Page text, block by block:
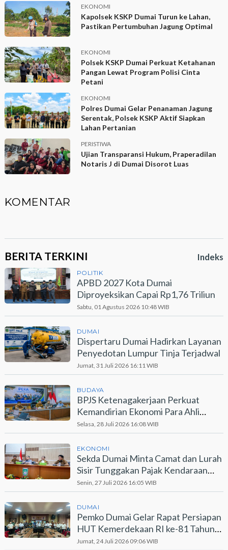
EKONOMI
Kapolsek KSKP Dumai Turun ke Lahan,
Pastikan Pertumbuhan Jagung Optimal
EKONOMI
Polsek KSKP Dumai Perkuat Ketahanan
Pangan Lewat Program Polisi Cinta
Petani
EKONOMI
Polres Dumai Gelar Penanaman Jagung
Serentak, Polsek KSKP Aktif Siapkan
Lahan Pertanian
PERISTIWA
Ujian Transparansi Hukum, Praperadilan
Notaris J di Dumai Disorot Luas
KOMENTAR
BERITA TERKINI Indeks
POLITIK
APBD 2027 Kota Dumai
Diproyeksikan Capai Rp1,76 Triliun
Sabtu, 01 Agustus 2026 10:48 WIB
DUMAI
Dispertaru Dumai Hadirkan Layanan
Penyedotan Lumpur Tinja Terjadwal
Jumat, 31 Juli 2026 16:11 WIB
BUDAYA
BPJS Ketenagakerjaan Perkuat
Kemandirian Ekonomi Para Ahli
Waris Lewat Program PEKA
Selasa, 28 Juli 2026 16:08 WIB
EKONOMI
Sekda Dumai Minta Camat dan Lurah
Sisir Tunggakan Pajak Kendaraan
Bermotor
Senin, 27 Juli 2026 16:05 WIB
DUMAI
Pemko Dumai Gelar Rapat Persiapan
HUT Kemerdekaan RI ke-81 Tahun
2026
Jumat, 24 Juli 2026 09:06 WIB